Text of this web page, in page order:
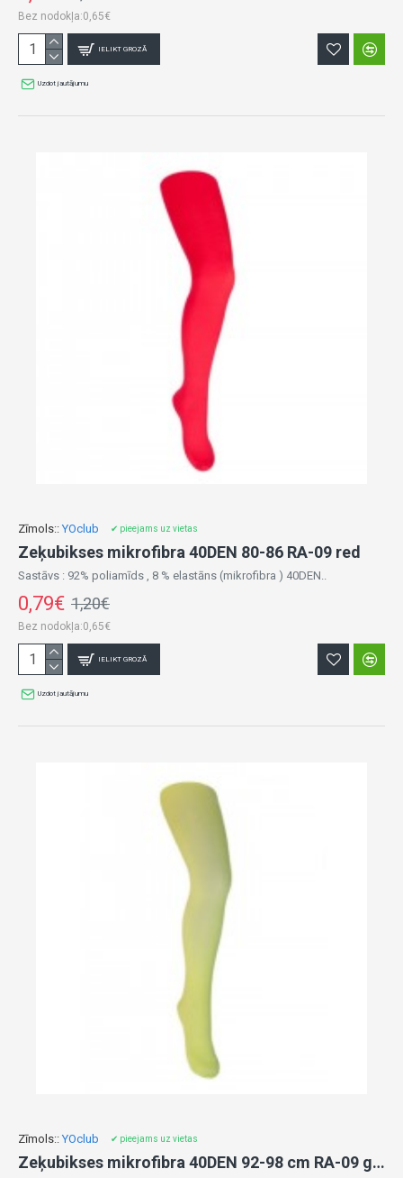
Bez nodokļa:0,65€
IELIKT GROZĀ
Uzdot jautājumu
Zīmols:: YOclub ✔ pieejams uz vietas
Zeķubikses mikrofibra 40DEN 80-86 RA-09 red
Sastāvs : 92% poliamīds , 8 % elastāns (mikrofibra ) 40DEN..
0,79€ 1,20€
Bez nodokļa:0,65€
IELIKT GROZĀ
Uzdot jautājumu
Zīmols:: YOclub ✔ pieejams uz vietas
Zeķubikses mikrofibra 40DEN 92-98 cm RA-09 green